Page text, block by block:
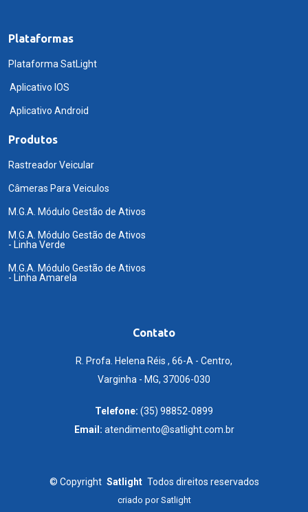
Plataformas
Plataforma SatLight
Aplicativo IOS
Aplicativo Android
Produtos
Rastreador Veicular
Câmeras Para Veiculos
M.G.A. Módulo Gestão de Ativos
M.G.A. Módulo Gestão de Ativos
- Linha Verde
M.G.A. Módulo Gestão de Ativos
- Linha Amarela
Contato
R. Profa. Helena Réis , 66-A - Centro,
Varginha - MG, 37006-030
Telefone: (35) 98852-0899
Email: atendimento@satlight.com.br
© Copyright Satlight Todos direitos reservados
criado porSatlight